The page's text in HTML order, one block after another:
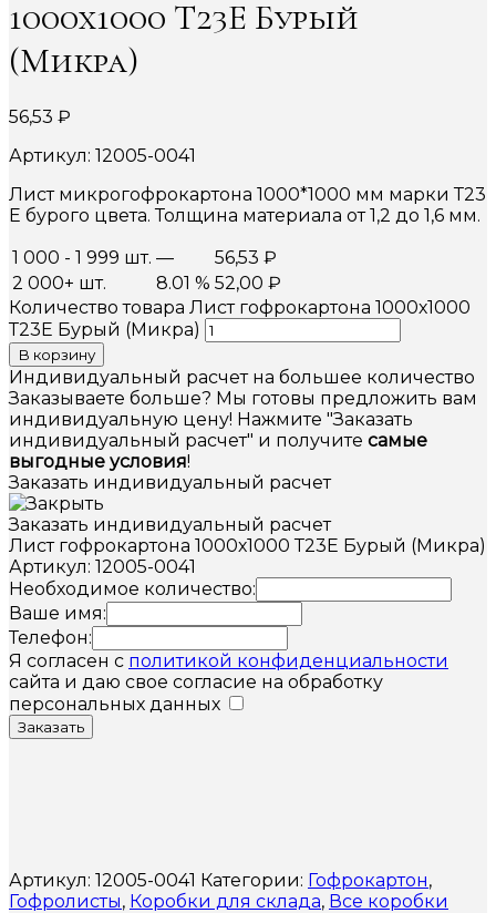
1000х1000 Т23Е Бурый
(Микра)
56,53 ₽
Артикул: 12005-0041
Лист микрогофрокартона 1000*1000 мм марки Т23
Е бурого цвета. Толщина материала от 1,2 до 1,6 мм.
1 000 - 1 999 шт. — 56,53 ₽
2 000+ шт.
8.01 % 52,00 ₽
Количество товара Лист гофрокартона 1000х1000
Т23Е Бурый (Микра)
В корзину
Индивидуальный расчет на большее количество
Заказываете больше? Мы готовы предложить вам
индивидуальную цену! Нажмите "Заказать
индивидуальный расчет" и получите самые
выгодные условия!
Заказать индивидуальный расчет
Заказать индивидуальный расчет
Лист гофрокартона 1000х1000 Т23Е Бурый (Микра)
Артикул: 12005-0041
Необходимое количество:
Ваше имя:
Телефон:
Я согласен с политикой конфиденциальности
сайта и даю свое согласие на обработку
персональных данных
Заказать
Артикул: 12005-0041 Категории: Гофрокартон,
Гофролисты, Коробки для склада, Все коробки